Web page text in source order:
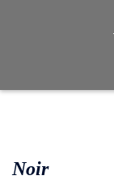
Noir